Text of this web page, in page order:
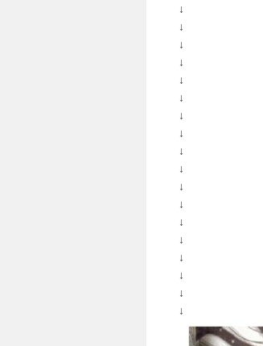
↓
↓
↓
↓
↓
↓
↓
↓
↓
↓
↓
↓
↓
↓
↓
↓
↓
↓